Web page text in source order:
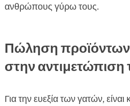
ανθρώπους γύρω τους.
Πώληση
στην
Για την ευεξία των γατών,